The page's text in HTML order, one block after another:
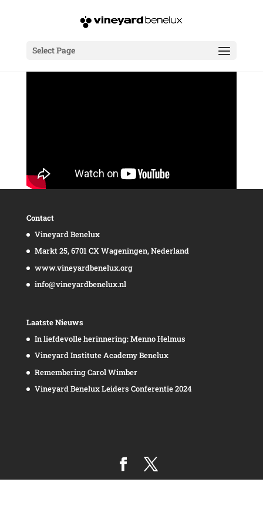
Select Page
Contact
Vineyard Benelux
Markt 25, 6701 CX Wageningen, Nederland
www.vineyardbenelux.org
info@vineyardbenelux.nl
Laatste Nieuws
In liefdevolle herinnering: Menno Helmus
Vineyard Institute Academy Benelux
Remembering Carol Wimber
Vineyard Benelux Leiders Conferentie 2024